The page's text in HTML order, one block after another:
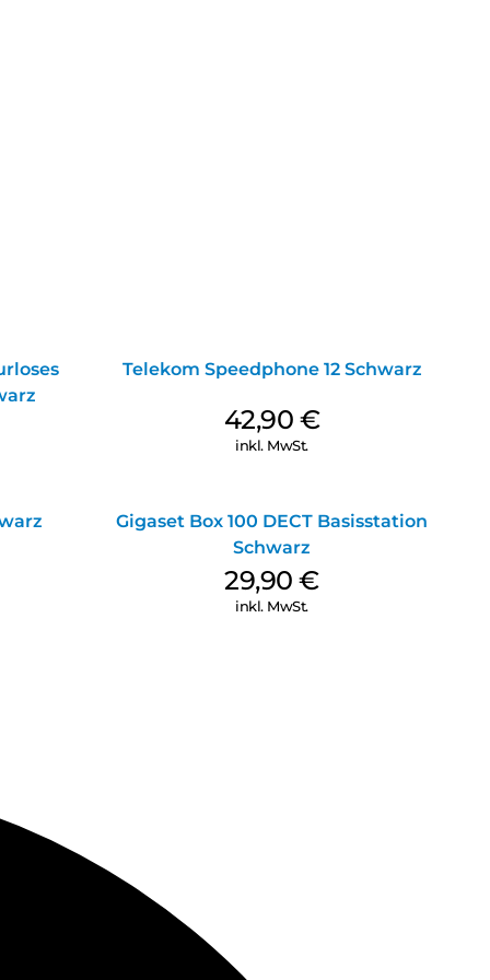
Telekom Speedphone 12 Schwarz
42,90 €
inkl. MwSt.
Gigaset Box 100 DECT Basisstation
Schwarz
29,90€
inkl. MwSt.